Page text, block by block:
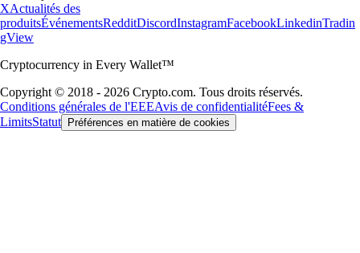
XActualités des
produitsÉvénementsRedditDiscordInstagramFacebookLinkedinTradin
gView
Cryptocurrency in Every Wallet™
Copyright © 2018 - 2026 Crypto.com. Tous droits réservés.
Conditions générales de l'EEEAvis de confidentialitéFees &
LimitsStatut Préférences en matière de cookies